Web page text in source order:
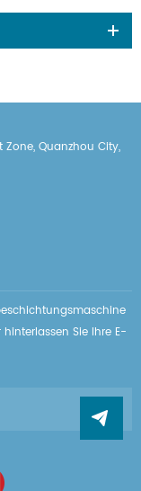
Zone, Quanzhou City,
Sie Ihre E-